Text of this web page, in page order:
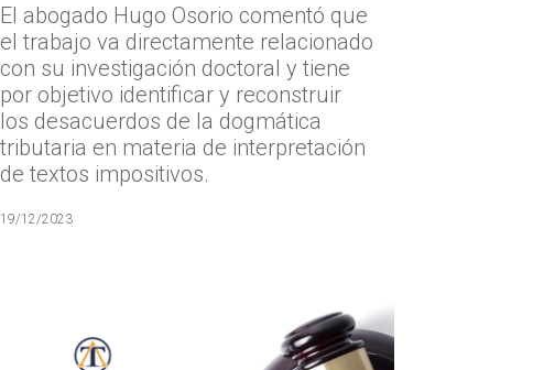
El abogado Hugo Osorio comentó que
el trabajo va directamente relacionado
con su investigación doctoral y tiene
por objetivo identificar y reconstruir
los desacuerdos de la dogmática
tributaria en materia de interpretación
de textos impositivos.
19/12/2023